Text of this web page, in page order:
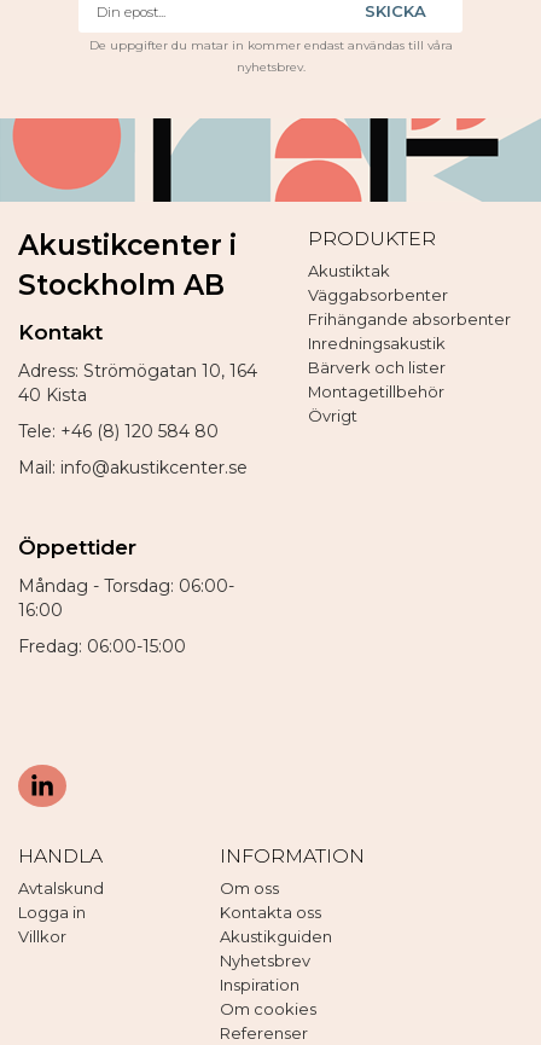
SKICKA
De uppgifter du matar in kommer endast användas till våra
nyhetsbrev.
Akustikcenter i
Stockholm AB
Kontakt
Adress: Strömögatan 10, 164
40 Kista
Tele: +46 (8) 120 584 80
Mail: info@akustikcenter.se
Öppettider
Måndag - Torsdag: 06:00-
16:00
Fredag: 06:00-15:00
PRODUKTER
Akustiktak
Väggabsorbenter
Frihängande absorbenter
Inredningsakustik
Bärverk och lister
Montagetillbehör
Övrigt
HANDLA
Avtalskund
Logga in
Villkor
INFORMATION
Om oss
Kontakta oss
Akustikguiden
Nyhetsbrev
Inspiration
Om cookies
Referenser